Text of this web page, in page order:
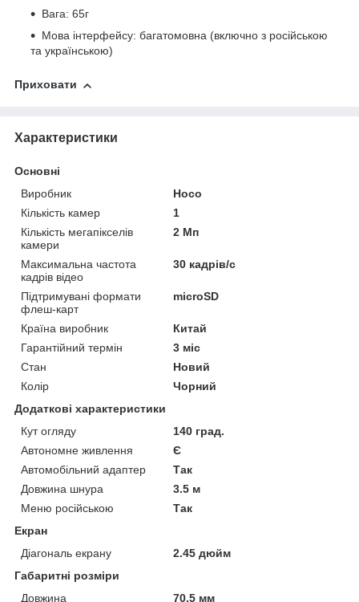
Вага: 65г
Мова інтерфейсу: багатомовна (включно з російською
та українською)
Приховати
Характеристики
Основні
Виробник
Hoco
Кількість камер
1
Кількість мегапікселів
камери
2 Мп
Максимальна частота
кадрів відео
30 кадрів/с
Підтримувані формати
флеш-карт
microSD
Країна виробник
Китай
Гарантійний термін
3 міс
Стан
Новий
Колір
Чорний
Додаткові характеристики
Кут огляду
140 град.
Автономне живлення
Є
Автомобільний адаптер
Так
Довжина шнура
3.5 м
Меню російською
Так
Екран
Діагональ екрану
2.45 дюйм
Габаритні розміри
Довжина
70.5 мм